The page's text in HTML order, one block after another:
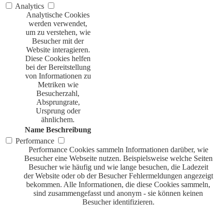
Analytics
Analytische Cookies
werden verwendet,
um zu verstehen, wie
Besucher mit der
Website interagieren.
Diese Cookies helfen
bei der Bereitstellung
von Informationen zu
Metriken wie
Besucherzahl,
Absprungrate,
Ursprung oder
ähnlichem.
Name Beschreibung
Performance
Performance Cookies sammeln Informationen darüber, wie
Besucher eine Webseite nutzen. Beispielsweise welche Seiten
Besucher wie häufig und wie lange besuchen, die Ladezeit
der Website oder ob der Besucher Fehlermeldungen angezeigt
bekommen. Alle Informationen, die diese Cookies sammeln,
sind zusammengefasst und anonym - sie können keinen
Besucher identifizieren.